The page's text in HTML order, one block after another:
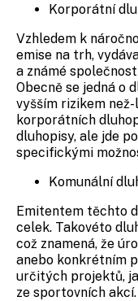
Korporátní
Vzhledem k
emise na trh,
a známé
Obecně se jedná o
vyšším rizikem
korporátních
dluhopisy, ale jde
specifickými
Komunální
Emitentem těchto
celek. Takovéto
což znamená, že
anebo konkrétním
určitých projektů,
ze sportovních akcí.